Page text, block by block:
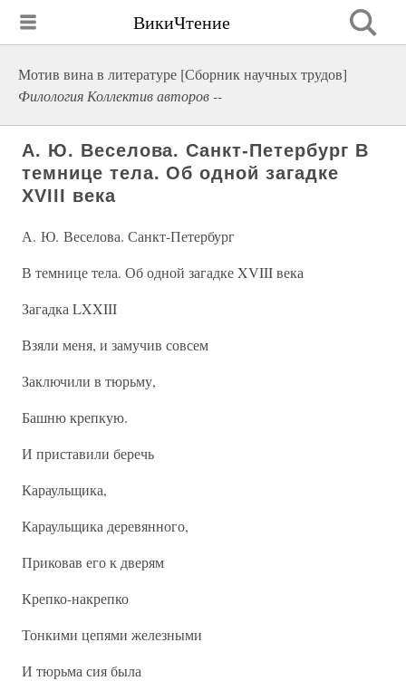
ВикиЧтение
Мотив вина в литературе [Сборник научных трудов]
Филология Коллектив авторов --
А. Ю. Веселова. Санкт-Петербург В
темнице тела. Об одной загадке
XVIII века
А. Ю. Веселова. Санкт-Петербург
В темнице тела. Об одной загадке XVIII века
Загадка LXXIII
Взяли меня, и замучив совсем
Заключили в тюрьму,
Башню крепкую.
И приставили беречь
Караульщика,
Караульщика деревянного,
Приковав его к дверям
Крепко-накрепко
Тонкими цепями железными
И тюрьма сия была